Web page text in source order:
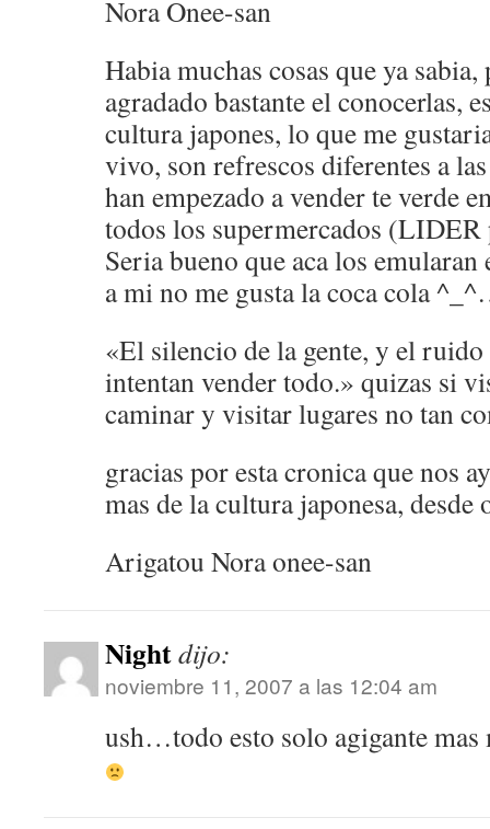
Nora Onee-san
Habia muchas cosas que ya
agradado bastante el conocerlas,
cultura japones, lo que me
vivo, son refrescos diferentes a
han empezado a vender te verde
todos los supermercados
Seria bueno que aca los emularan
a mi no me gusta la coca cola
«El silencio de la gente, y el ruido
intentan vender todo.» quizas si
caminar y visitar lugares no tan
gracias por esta cronica que nos
mas de la cultura japonesa,
Arigatou Nora onee-san
Nightdijo:
noviembre 11, 2007 a las 12:04 am
ush…todo esto solo agigante mas